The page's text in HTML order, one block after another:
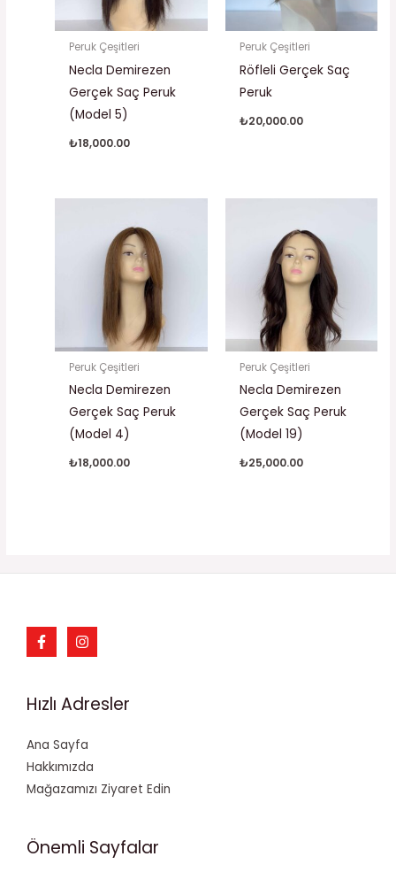
Peruk Çeşitleri
Necla Demirezen
Gerçek Saç Peruk
(Model 5)
₺18,000.00
Peruk Çeşitleri
Röfleli Gerçek Saç
Peruk
₺20,000.00
Peruk Çeşitleri
Necla Demirezen
Gerçek Saç Peruk
(Model 4)
₺18,000.00
Peruk Çeşitleri
Necla Demirezen
Gerçek Saç Peruk
(Model 19)
₺25,000.00
Hızlı Adresler
Ana Sayfa
Hakkımızda
Mağazamızı Ziyaret Edin
Önemli Sayfalar